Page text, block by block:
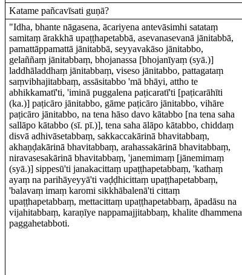
Katame pañcavīsati guṇā?
"Idha, bhante nāgasena, ācariyena antevāsimhi satataṃ
samitaṃ ārakkhā upaṭṭhapetabbā, asevanasevanā jānitabbā,
pamattāppamattā jānitabbā, seyyavakāso jānitabbo,
gelaññaṃ jānitabbaṃ, bhojanassa [bhojanīyaṃ (syā.)]
laddhāladdhaṃ jānitabbaṃ, viseso jānitabbo, pattagataṃ
saṃvibhajitabbaṃ, assāsitabbo 'mā bhāyi, attho te
abhikkamatī'ti, 'iminā puggalena paṭicaratī'ti [paṭicarāhīti
(ka.)] paṭicāro jānitabbo, gāme paṭicāro jānitabbo, vihāre
paṭicāro jānitabbo, na tena hāso davo kātabbo [na tena saha
sallāpo kātabbo (sī. pī.)], tena saha ālāpo kātabbo, chiddaṃ
disvā adhivāsetabbaṃ, sakkaccakārinā bhavitabbaṃ,
akhaṇḍakārinā bhavitabbaṃ, arahassakārinā bhavitabbaṃ,
niravasesakārinā bhavitabbaṃ, 'janemimaṃ [jānemimaṃ
(syā.)] sippesū'ti janakacittaṃ upaṭṭhapetabbaṃ, 'kathaṃ
ayaṃ na parihāyeyyā'ti vaḍḍhicittaṃ upaṭṭhapetabbaṃ,
'balavaṃ imaṃ karomi sikkhābalenā'ti cittaṃ
upaṭṭhapetabbaṃ, mettacittaṃ upaṭṭhapetabbaṃ, āpadāsu na
vijahitabbaṃ, karaṇīye nappamajjitabbaṃ, khalite dhammena
paggahetabboti.